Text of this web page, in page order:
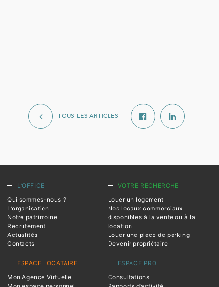
TOUS LES ARTICLES
L’OFFICE
Qui sommes-nous ?
L’organisation
Notre patrimoine
Recrutement
Actualités
Contacts
VOTRE RECHERCHE
Louer un logement
Nos locaux commerciaux
disponibles à la vente ou à la
location
Louer une place de parking
Devenir propriétaire
ESPACE LOCATAIRE
Mon Agence Virtuelle
ESPACE PRO
Consultations